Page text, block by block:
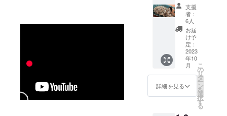
す（200gよ
り）
⭐︎ピスタチ
オ・アーモ
ンドも同様
に焙煎しま
す
⭐︎顧客管理シ
ステムによ
さやお
好みに
よりま
すが、
約20杯
分にな
りま
す。 ※
オプ
ション
から
るカ
フェイ
ンレス
コー
ヒー豆
です♪
毎日飲
んでも
飽きの
こない
味わ
店頭受
取〜
【（中
煎り）
オリジ
ナルブ
レンド
200g】
◇
スペ
シャル
ティ
コー
支援
者：
6人
お届
け予
定：
2023
年10
月
詳細を見る
こ
の
リ
タ
ー
ン
を
選
択
す
る